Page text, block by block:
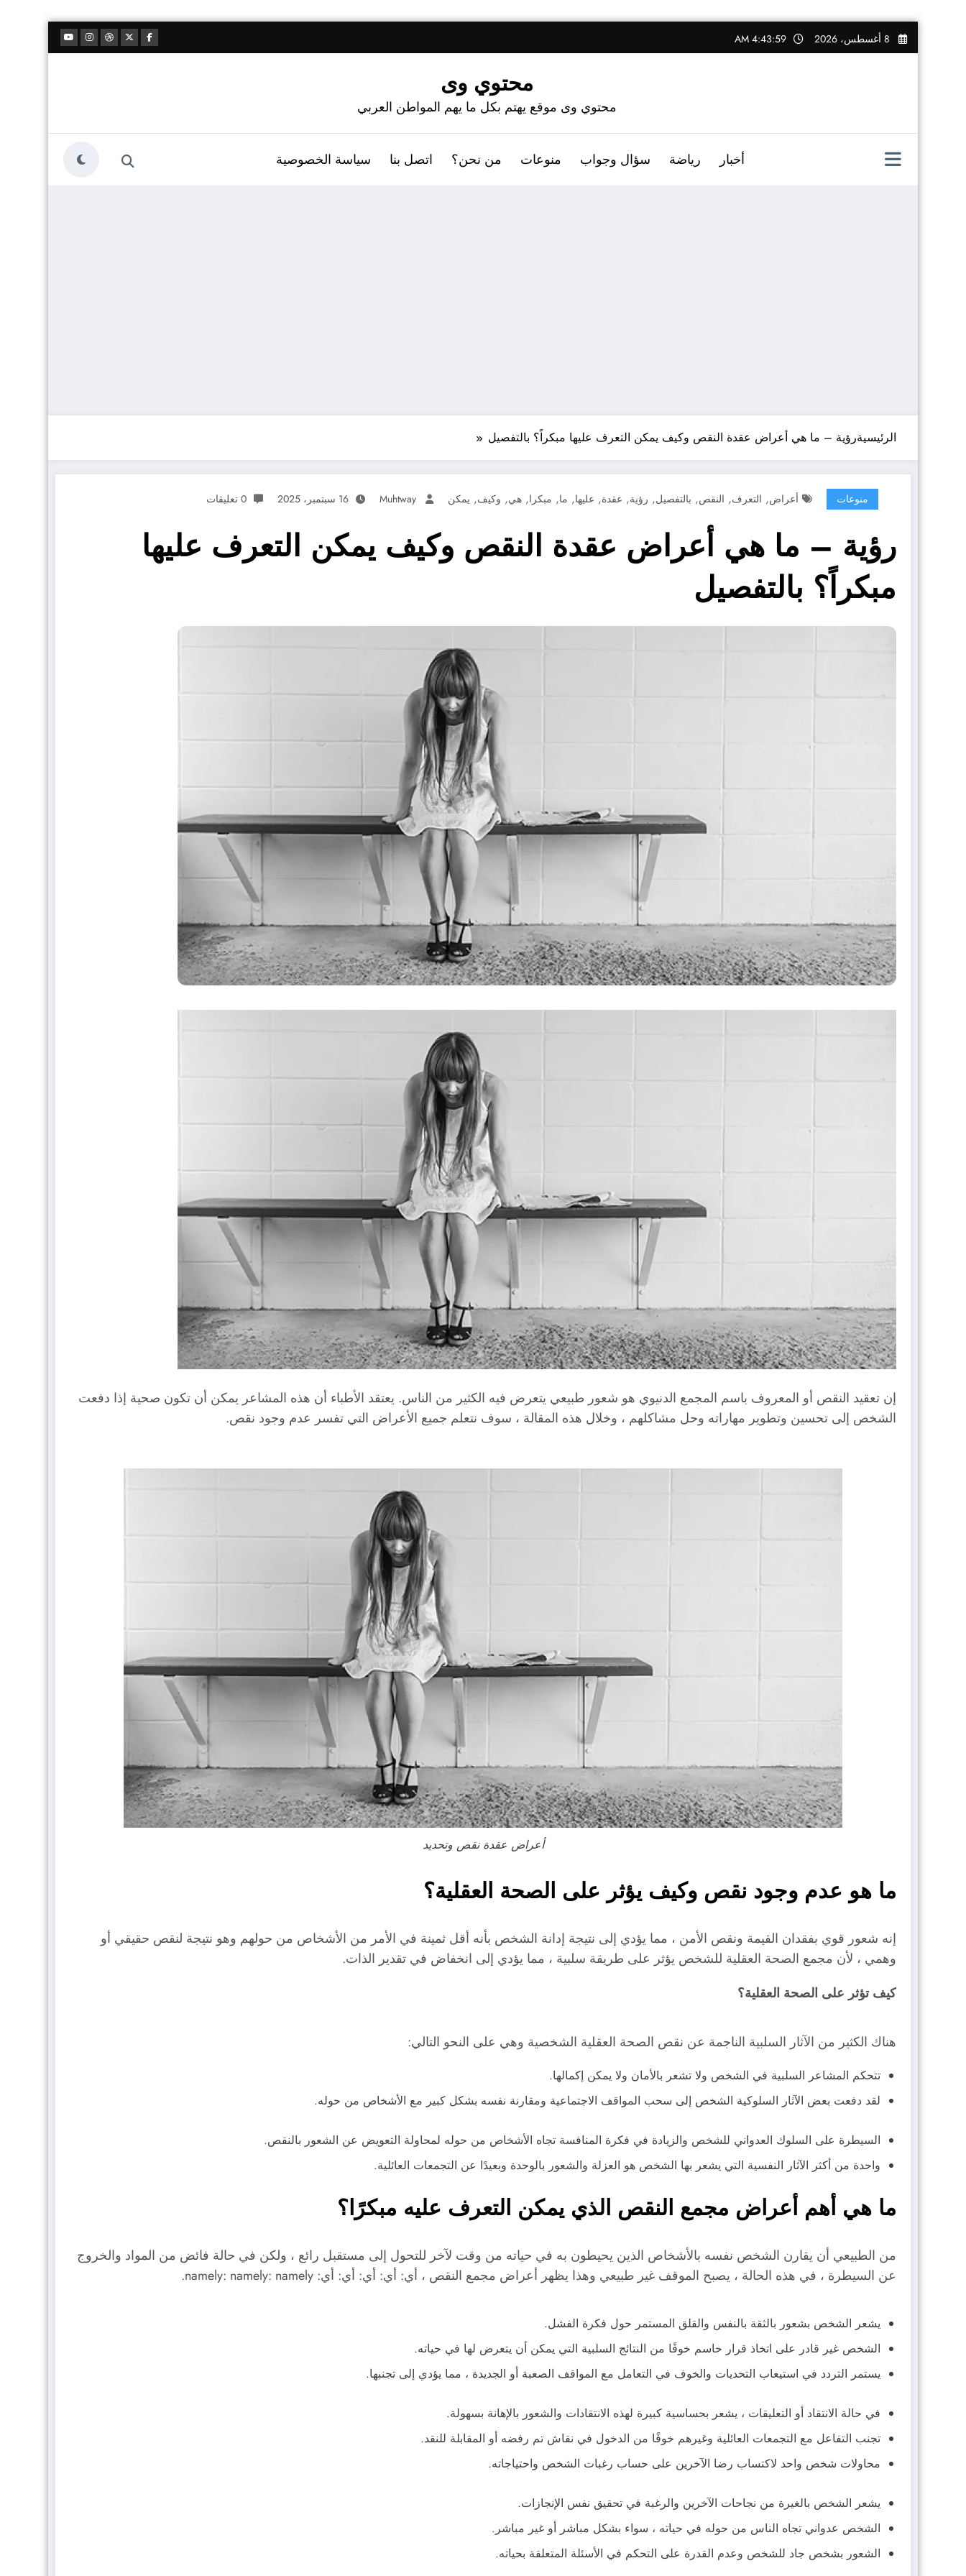
التجاوز
إلى
8 أغسطس، 2026 4:44:00 AM
محتوي وى
محتوي وى موقع يهتم بكل ما يهم المواطن العربي
أخبار رياضة سؤال وجواب منوعات من نحن؟ اتصل بنا سياسة الخصوصية
الرئيسيةرؤية – ما هي أعراض عقدة النقص وكيف يمكن التعرف عليها مبكراً؟ بالتفصيل
منوعات أعراض, التعرف, النقص, بالتفصيل, رؤية, عقدة, عليها, ما, مبكرا, هي, وكيف, يمكن Muhtway 16 سبتمبر، 2025 0 تعليقات
رؤية – ما هي أعراض عقدة النقص وكيف يمكن التعرف عليها
مبكراً؟ بالتفصيل
إن تعقيد النقص أو المعروف باسم المجمع الدنيوي هو شعور طبيعي يتعرض فيه الكثير من الناس. يعتقد الأطباء أن هذه المشاعر يمكن أن تكون صحية إذا دفعت
الشخص إلى تحسين وتطوير مهاراته وحل مشاكلهم ، وخلال هذه المقالة ، سوف نتعلم جميع الأعراض التي تفسر عدم وجود نقص.
أعراض عقدة نقص وتحديد
ما هو عدم وجود نقص وكيف يؤثر على الصحة العقلية؟
إنه شعور قوي بفقدان القيمة ونقص الأمن ، مما يؤدي إلى نتيجة إدانة الشخص بأنه أقل ثمينة في الأمر من الأشخاص من حولهم وهو نتيجة لنقص حقيقي أو
وهمي ، لأن مجمع الصحة العقلية للشخص يؤثر على طريقة سلبية ، مما يؤدي إلى انخفاض في تقدير الذات.
كيف تؤثر على الصحة العقلية؟
هناك الكثير من الآثار السلبية الناجمة عن نقص الصحة العقلية الشخصية وهي على النحو التالي:
تتحكم المشاعر السلبية في الشخص ولا تشعر بالأمان ولا يمكن إكمالها.
لقد دفعت بعض الآثار السلوكية الشخص إلى سحب المواقف الاجتماعية ومقارنة نفسه بشكل كبير مع الأشخاص من حوله.
السيطرة على السلوك العدواني للشخص والزيادة في فكرة المنافسة تجاه الأشخاص من حوله لمحاولة التعويض عن الشعور بالنقص.
واحدة من أكثر الآثار النفسية التي يشعر بها الشخص هو العزلة والشعور بالوحدة وبعيدًا عن التجمعات العائلية.
ما هي أهم أعراض مجمع النقص الذي يمكن التعرف عليه مبكرًا؟
من الطبيعي أن يقارن الشخص نفسه بالأشخاص الذين يحيطون به في حياته من وقت لآخر للتحول إلى مستقبل رائع ، ولكن في حالة فائض من المواد والخروج
عن السيطرة ، في هذه الحالة ، يصبح الموقف غير طبيعي وهذا يظهر أعراض مجمع النقص ، أي: أي: أي: أي: أي: namely: namely: namely.
يشعر الشخص بشعور بالثقة بالنفس والقلق المستمر حول فكرة الفشل.
الشخص غير قادر على اتخاذ قرار حاسم خوفًا من النتائج السلبية التي يمكن أن يتعرض لها في حياته.
يستمر التردد في استيعاب التحديات والخوف في التعامل مع المواقف الصعبة أو الجديدة ، مما يؤدي إلى تجنبها.
في حالة الانتقاد أو التعليقات ، يشعر بحساسية كبيرة لهذه الانتقادات والشعور بالإهانة بسهولة.
تجنب التفاعل مع التجمعات العائلية وغيرهم خوفًا من الدخول في نقاش تم رفضه أو المقابلة للنقد.
محاولات شخص واحد لاكتساب رضا الآخرين على حساب رغبات الشخص واحتياجاته.
يشعر الشخص بالغيرة من نجاحات الآخرين والرغبة في تحقيق نفس الإنجازات.
الشخص عدواني تجاه الناس من حوله في حياته ، سواء بشكل مباشر أو غير مباشر.
الشعور بشخص جاد للشخص وعدم القدرة على التحكم في الأسئلة المتعلقة بحياته.